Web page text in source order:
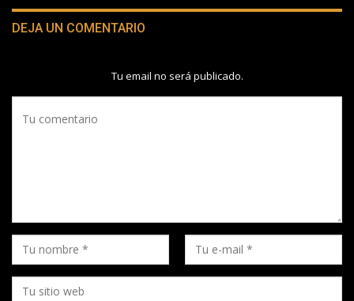
DEJA UN COMENTARIO
Tu email no será publicado.